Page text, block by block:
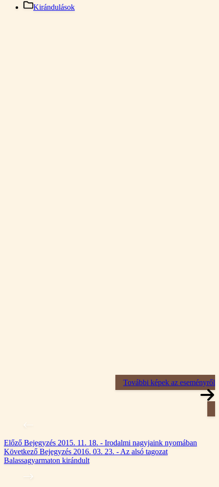
Kirándulások
További képek az eseményről
Előző Bejegyzés 2015. 11. 18. - Irodalmi nagyjaink nyomában
Következő Bejegyzés 2016. 03. 23. - Az alsó tagozat
Balassagyarmaton kirándult